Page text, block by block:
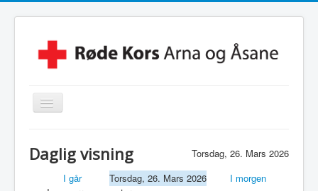
Skjul/Vis
navigasjon
Lokalforening
Leksehjelpen
Daglig visning
Torsdag, 26. Mars 2026
I går
Torsdag, 26. Mars 2026
I morgen